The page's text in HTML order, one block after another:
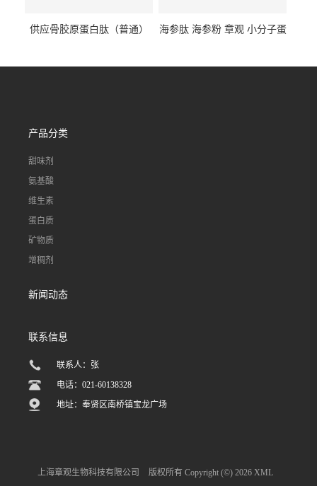
供应骨胶原蛋白肽（普通）
海参肽 海参粉 章观 小分子蛋
产品分类
甜味剂
氨基酸
维生素
蛋白质
矿物质
增稠剂
新闻动态
联系信息
联系人：张
电话：021-60138328
地址：奉贤区南桥镇宝龙广场
上海章观生物科技有限公司 版权所有 Copyright (©) 2026 XML